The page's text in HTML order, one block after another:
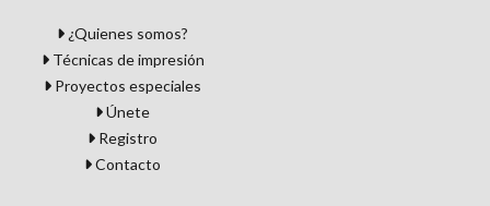
¿Quienes somos?
Técnicas de impresión
Proyectos especiales
Únete
Registro
Contacto